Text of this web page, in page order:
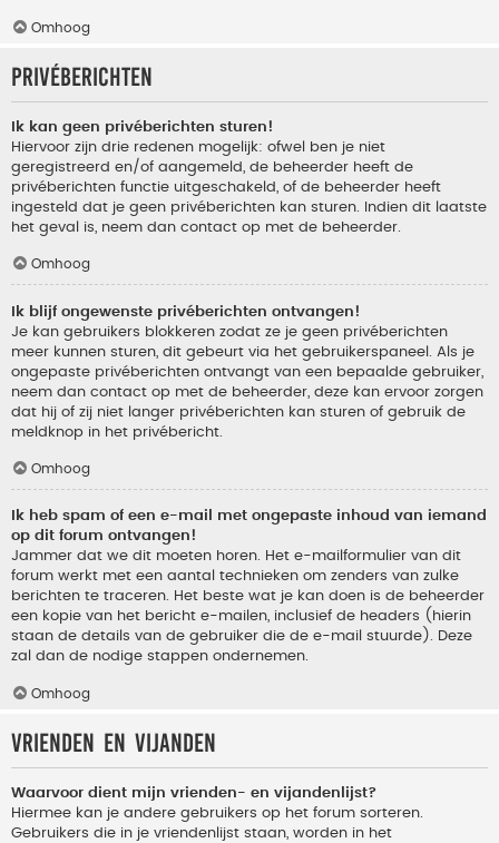
Omhoog
Privéberichten
Ik kan geen privéberichten sturen!
Hiervoor zijn drie redenen mogelijk: ofwel ben je niet
geregistreerd en/of aangemeld, de beheerder heeft de
privéberichten functie uitgeschakeld, of de beheerder heeft
ingesteld dat je geen privéberichten kan sturen. Indien dit laatste
het geval is, neem dan contact op met de beheerder.
Omhoog
Ik blijf ongewenste privéberichten ontvangen!
Je kan gebruikers blokkeren zodat ze je geen privéberichten
meer kunnen sturen, dit gebeurt via het gebruikerspaneel. Als je
ongepaste privéberichten ontvangt van een bepaalde gebruiker,
neem dan contact op met de beheerder, deze kan ervoor zorgen
dat hij of zij niet langer privéberichten kan sturen of gebruik de
meldknop in het privébericht.
Omhoog
Ik heb spam of een e-mail met ongepaste inhoud van iemand
op dit forum ontvangen!
Jammer dat we dit moeten horen. Het e-mailformulier van dit
forum werkt met een aantal technieken om zenders van zulke
berichten te traceren. Het beste wat je kan doen is de beheerder
een kopie van het bericht e-mailen, inclusief de headers (hierin
staan de details van de gebruiker die de e-mail stuurde). Deze
zal dan de nodige stappen ondernemen.
Omhoog
Vrienden en vijanden
Waarvoor dient mijn vrienden- en vijandenlijst?
Hiermee kan je andere gebruikers op het forum sorteren.
Gebruikers die in je vriendenlijst staan, worden in het